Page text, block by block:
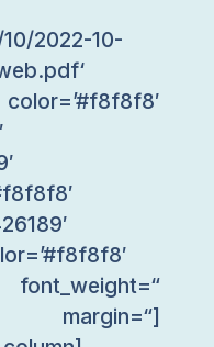
2022-10-